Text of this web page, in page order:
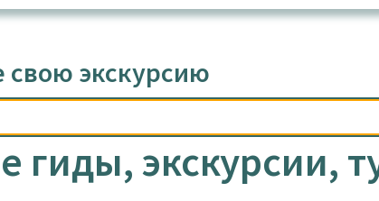
свою экскурсию
гиды, экскурсии,